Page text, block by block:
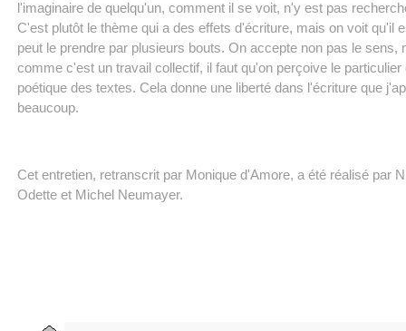
l'imaginaire de quelqu'un, comment il se voit, n'y est pas
C'est plutôt le thème qui a des effets d'écriture, mais on voit qu'il
peut le prendre par plusieurs bouts. On accepte non pas le sens,
comme c'est un travail collectif, il faut qu'on perçoive le particulier
poétique des textes. Cela donne une liberté dans l'écriture que
beaucoup.
Cet entretien, retranscrit par Monique d'Amore, a été réalisé par
Odette et Michel Neumayer.